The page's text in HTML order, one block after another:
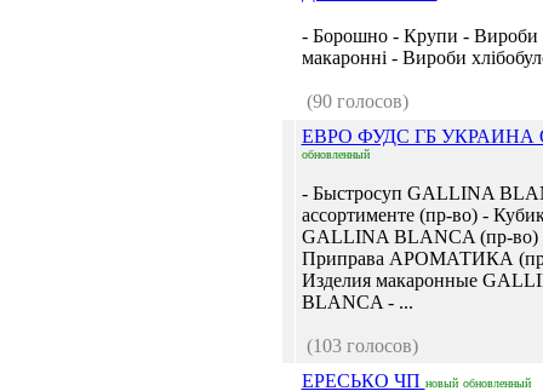
- Борошно - Крупи - Вироби
макаронні - Вироби
(90 голосов)
ЕВРО ФУДС ГБ
обновленный
- Быстросуп GALLINA
ассортименте (пр-во) -
GALLINA BLANCA (пр-во)
Приправа АРОМАТИКА
Изделия макаронные
BLANCA - ...
(103 голосов)
ЕРЕСЬКО ЧП новый обновленный